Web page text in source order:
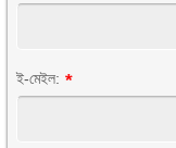
ই-মেইল: *